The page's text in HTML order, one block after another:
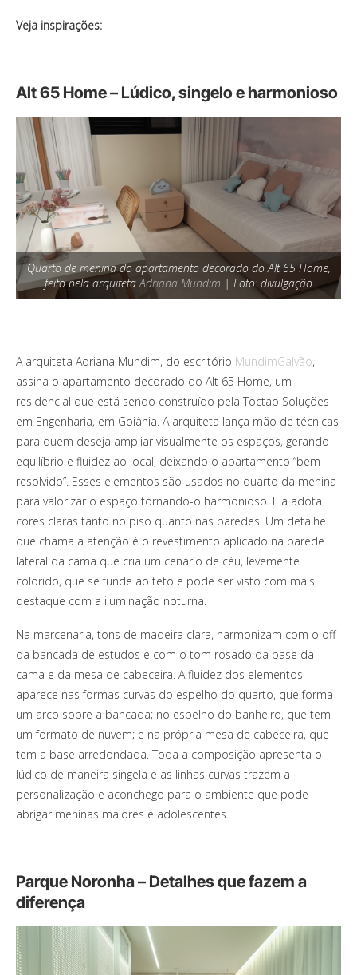
Veja inspirações:
Alt 65 Home – Lúdico, singelo e harmonioso
Quarto de menina do apartamento decorado do Alt 65 Home,
feito pela arquitetaAdriana Mundim | Foto: divulgação
A arquiteta Adriana Mundim, do escritório MundimGalvão,
assina o apartamento decorado do Alt 65 Home, um
residencial que está sendo construído pela Toctao Soluções
em Engenharia, em Goiânia. A arquiteta lança mão de técnicas
para quem deseja ampliar visualmente os espaços, gerando
equilíbrio e fluidez ao local, deixando o apartamento “bem
resolvido”. Esses elementos são usados no quarto da menina
para valorizar o espaço tornando-o harmonioso. Ela adota
cores claras tanto no piso quanto nas paredes. Um detalhe
que chama a atenção é o revestimento aplicado na parede
lateral da cama que cria um cenário de céu, levemente
colorido, que se funde ao teto e pode ser visto com mais
destaque com a iluminação noturna.
Na marcenaria, tons de madeira clara, harmonizam com o off
da bancada de estudos e com o tom rosado da base da
cama e da mesa de cabeceira. A fluidez dos elementos
aparece nas formas curvas do espelho do quarto, que forma
um arco sobre a bancada; no espelho do banheiro, que tem
um formato de nuvem; e na própria mesa de cabeceira, que
tem a base arredondada. Toda a composição apresenta o
lúdico de maneira singela e as linhas curvas trazem a
personalização e aconchego para o ambiente que pode
abrigar meninas maiores e adolescentes.
Parque Noronha – Detalhes que fazem a
diferença